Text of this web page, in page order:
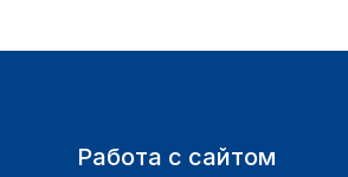
Работа с сайтом